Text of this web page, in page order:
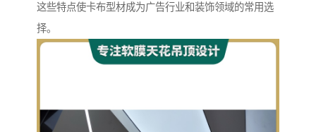
这些特点使卡布型材成为广告行业和装饰领域的常用选
择。